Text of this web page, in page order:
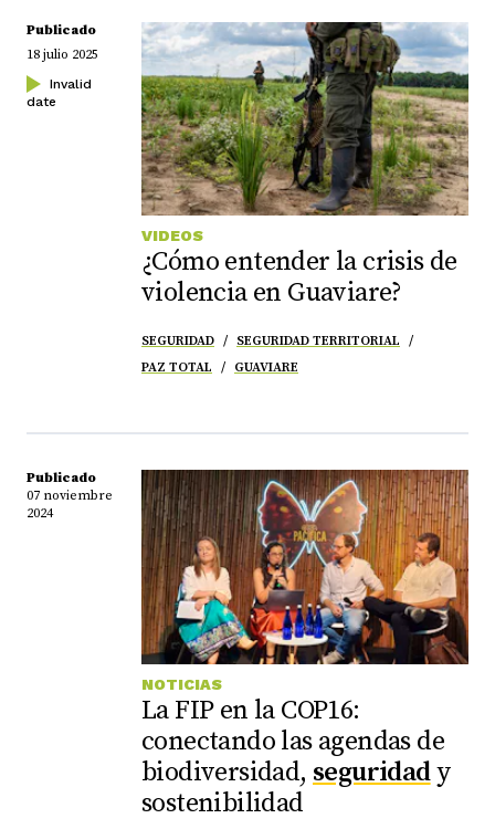
Publicado
18 julio 2025
Invalid
date
VIDEOS
¿Cómo entender la crisis de
violencia en Guaviare?
SEGURIDAD
SEGURIDAD TERRITORIAL
PAZ TOTAL
GUAVIARE
Publicado
07 noviembre
2024
NOTICIAS
La FIP en la COP16:
conectando las agendas de
biodiversidad, seguridady
sostenibilidad